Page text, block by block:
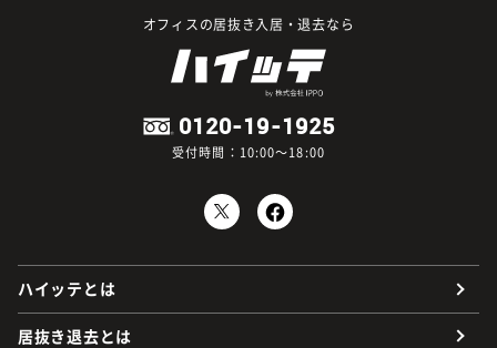
オフィスの居抜き入居・退去なら
0120-19-1925
受付時間：10:00～18:00
ハイッテとは
居抜き退去とは